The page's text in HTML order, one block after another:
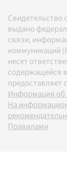
выдано
связи,
коммуникаций
несет
содержащейся
Информация об
На
Правилами